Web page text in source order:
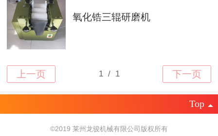
氧化锆三辊研磨机
Top
©2019 莱州龙骏机械有限公司版权所有